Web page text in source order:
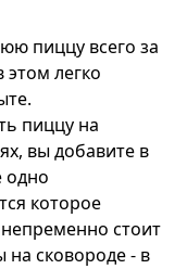
пиццу всего за
легко
пиццу на
вы добавите в
одно
которое
стоит
на сковороде - в